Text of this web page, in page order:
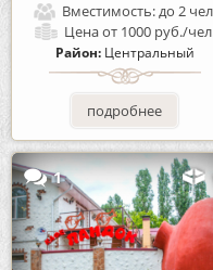
Вместимость:до 2
Ценаот 1000 руб./
Район: Центральный
подробнее
1